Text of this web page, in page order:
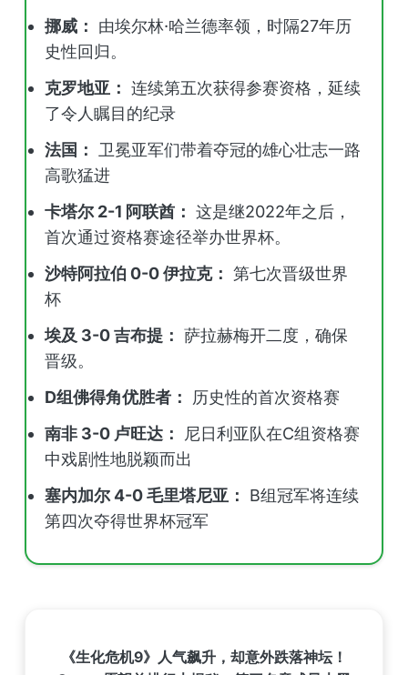
挪威：
由埃尔林·哈兰德率领，时隔27年历
史性回归。
克罗地亚： 连续第五次获得参赛资格，延续
了令人瞩目的纪录
法国：
卫冕亚军们带着夺冠的雄心壮志一路
高歌猛进
卡塔尔 2-1 阿联酋： 这是继2022年之后，
首次通过资格赛途径举办世界杯。
沙特阿拉伯 0-0 伊拉克： 第七次晋级世界
杯
埃及 3-0 吉布提： 萨拉赫梅开二度，确保
晋级。
D组佛得角优胜者：
历史性的首次资格赛
南非 3-0 卢旺达：
尼日利亚队在C组资格赛
中戏剧性地脱颖而出
塞内加尔 4-0 毛里塔尼亚：
B组冠军将连续
第四次夺得世界杯冠军
《生化危机9》人气飙升，却意外跌落神坛！